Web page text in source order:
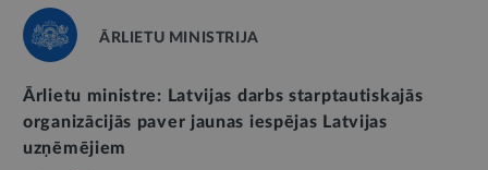
ĀRLIETU MINISTRIJA
Ārlietu ministre: Latvijas darbs starptautiskajās
organizācijās paver jaunas iespējas Latvijas
uzņēmējiem